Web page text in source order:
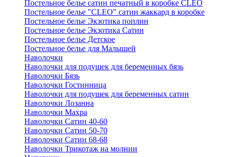
Постельное белье сатин печатный в коробке CLEO
Постельное белье "CLEO" сатин жаккард в коробке
Постельное белье Экзотика поплин
Постельное белье Экзотика Сатин
Постельное белье Детское
Постельное белье для Малышей
Наволочки
Наволочки для подушек для беременных бязь
Наволочки Бязь
Наволочки Гостинница
Наволочки для подушек для беременных сатин
Наволочки Лозанна
Наволочки Махра
Наволочки Сатин 40-60
Наволочки Сатин 50-70
Наволочки Сатин 68-68
Наволочки Трикотаж на молнии